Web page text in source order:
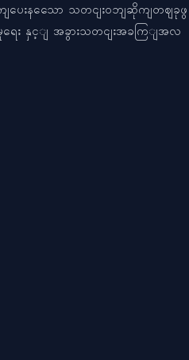
ျပေးနသေော သတငျးဝဘျဆိုကျတဈခုဖွ
လူမှုရေး နှင့ျ အခွားသတငျးအခကြျအလ